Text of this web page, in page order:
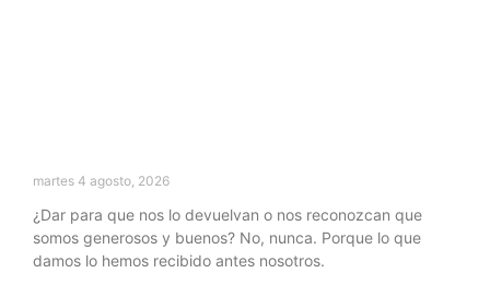
martes 4 agosto, 2026
¿Dar para que nos lo devuelvan o nos reconozcan que
somos generosos y buenos? No, nunca. Porque lo que
damos lo hemos recibido antes nosotros.